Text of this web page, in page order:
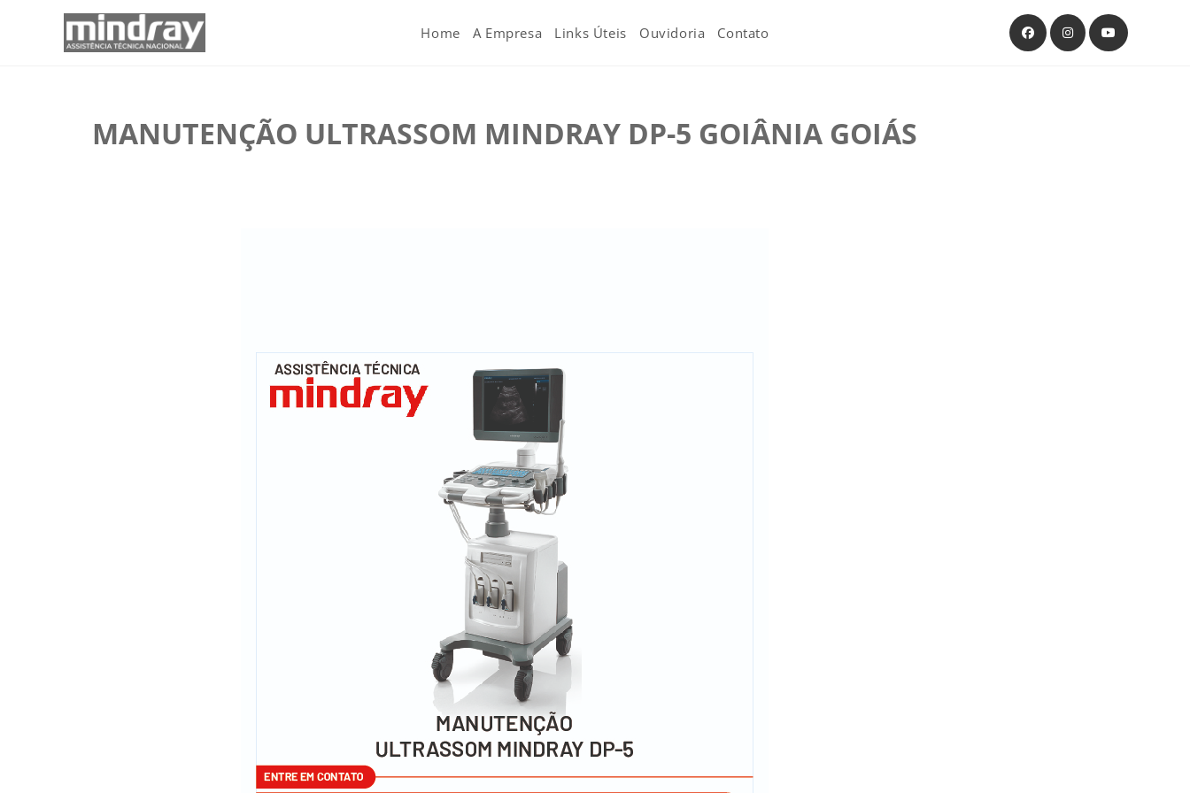
Home A Empresa Links Úteis Ouvidoria Contato
MANUTENÇÃO ULTRASSOM MINDRAY DP-5 GOIÂNIA GOIÁS